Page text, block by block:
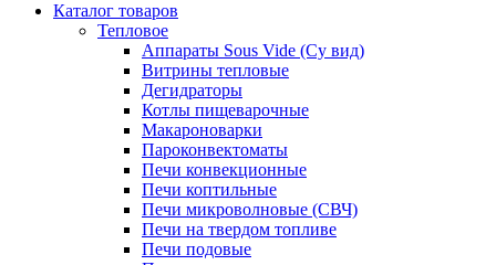
Каталог товаров
Тепловое
Аппараты Sous Vide (Су вид)
Витрины тепловые
Дегидраторы
Котлы пищеварочные
Макароноварки
Пароконвектоматы
Печи конвекционные
Печи коптильные
Печи микроволновые (СВЧ)
Печи на твердом топливе
Печи подовые